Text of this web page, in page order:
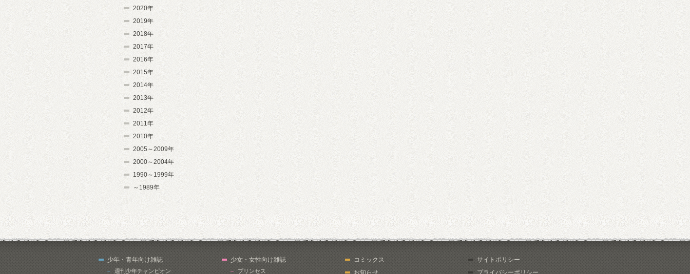
2020年
2019年
2018年
2017年
2016年
2015年
2014年
2013年
2012年
2011年
2010年
2005～2009年
2000～2004年
1990～1999年
～1989年
少年・青年向け雑誌
週刊少年チャンピオン
少女・女性向け雑誌
プリンセス
コミックス
お知らせ
サイトポリシー
プライバシーポリシー